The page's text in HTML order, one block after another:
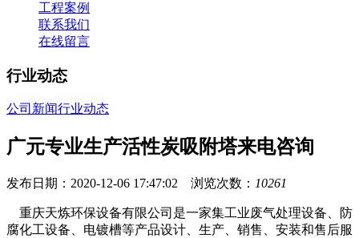
工程案例
联系我们
在线留言
行业动态
公司新闻行业动态
广元专业生产活性炭吸附塔来电咨询
发布日期：2020-12-06 17:47:02 浏览次数： 10261
重庆天炼环保设备有限公司是一家集工业废气处理设备、防
腐化工设备、电镀槽等产品设计、生产、销售、安装和售后服